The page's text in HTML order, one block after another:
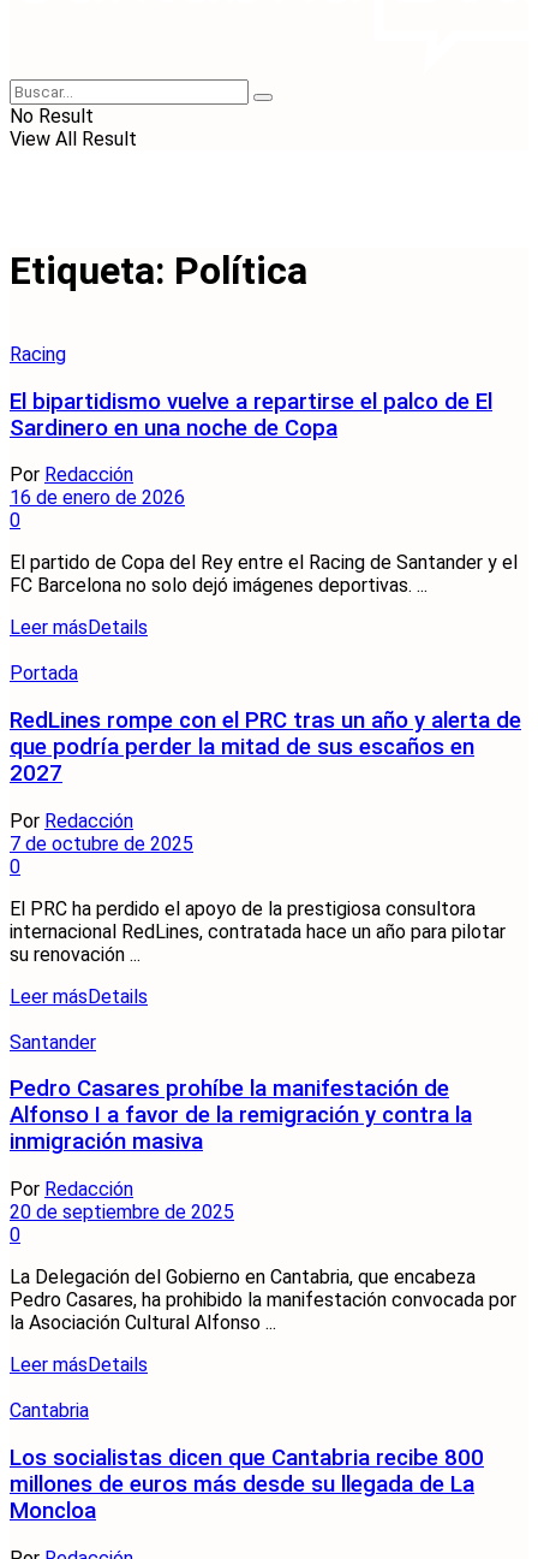
No Result
View All Result
Etiqueta: Política
Racing
El bipartidismo vuelve a repartirse el palco de El
Sardinero en una noche de Copa
Por Redacción
16 de enero de 2026
0
El partido de Copa del Rey entre el Racing de Santander y el
FC Barcelona no solo dejó imágenes deportivas. ...
Leer más Details
Portada
RedLines rompe con el PRC tras un año y alerta de
que podría perder la mitad de sus escaños en
2027
Por Redacción
7 de octubre de 2025
0
El PRC ha perdido el apoyo de la prestigiosa consultora
internacional RedLines, contratada hace un año para pilotar
su renovación ...
Leer másDetails
Santander
Pedro Casares prohíbe la manifestación de
Alfonso I a favor de la remigración y contra la
inmigración masiva
Por Redacción
20 de septiembre de 2025
0
La Delegación del Gobierno en Cantabria, que encabeza
Pedro Casares, ha prohibido la manifestación convocada por
la Asociación Cultural Alfonso ...
Leer más Details
Cantabria
Los socialistas dicen que Cantabria recibe 800
millones de euros más desde su llegada de La
Moncloa